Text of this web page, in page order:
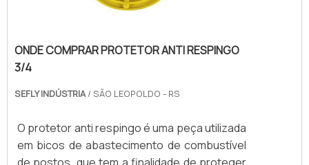
ONDE COMPRAR PROTETOR ANTI RESPINGO
3/4
SEFLY INDÚSTRIA/ SÃO LEOPOLDO - RS
O protetor anti respingo é uma peça utilizada
em bicos de abastecimento de combustível